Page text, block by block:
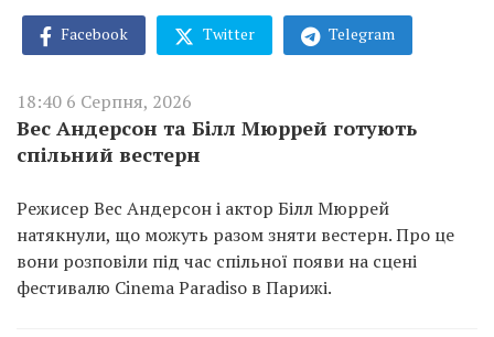
Facebook Twitter Telegram
18:40 6 Серпня, 2026
Вес Андерсон та Білл Мюррей готують
спільний вестерн
Режисер Вес Андерсон і актор Білл Мюррей
натякнули, що можуть разом зняти вестерн. Про це
вони розповіли під час спільної появи на сцені
фестивалю Cinema Paradiso в Парижі.